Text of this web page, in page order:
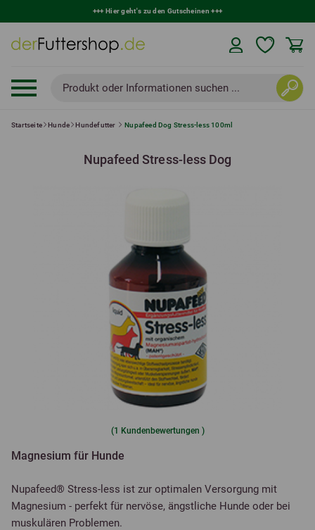
+++Hier geht's zu den Gutscheinen+++
Produkt oder Informationen suchen ...
Startseite Hunde Hundefutter Nupafeed Dog Stress-less 100ml
Nupafeed Stress-less Dog
(1 Kundenbewertungen )
Magnesium für Hunde
Nupafeed® Stress-less ist zur optimalen Versorgung mit
Magnesium - perfekt für nervöse, ängstliche Hunde oder bei
muskulären Problemen.